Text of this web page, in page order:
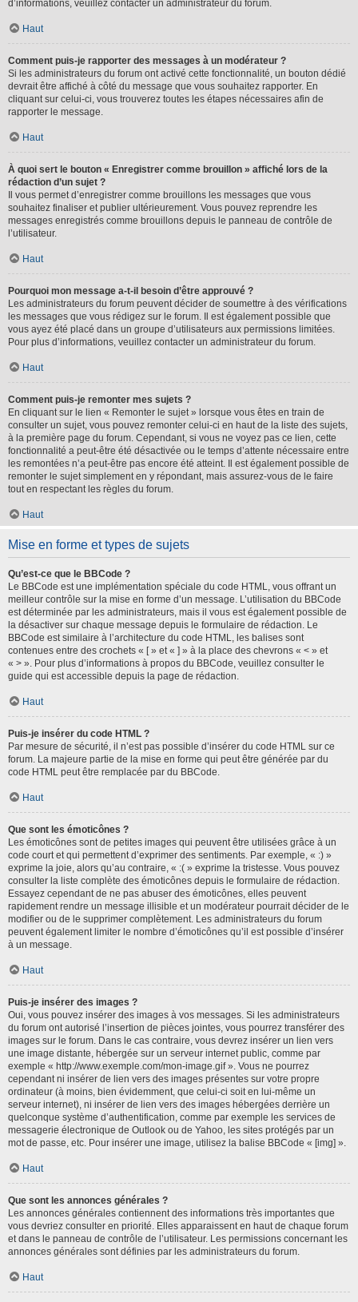
d’informations, veuillez contacter un administrateur du forum.
Haut
Comment puis-je rapporter des messages à un modérateur ?
Si les administrateurs du forum ont activé cette fonctionnalité, un bouton dédié
devrait être affiché à côté du message que vous souhaitez rapporter. En
cliquant sur celui-ci, vous trouverez toutes les étapes nécessaires afin de
rapporter le message.
Haut
À quoi sert le bouton « Enregistrer comme brouillon » affiché lors de la
rédaction d’un sujet ?
Il vous permet d’enregistrer comme brouillons les messages que vous
souhaitez finaliser et publier ultérieurement. Vous pouvez reprendre les
messages enregistrés comme brouillons depuis le panneau de contrôle de
l’utilisateur.
Haut
Pourquoi mon message a-t-il besoin d’être approuvé ?
Les administrateurs du forum peuvent décider de soumettre à des vérifications
les messages que vous rédigez sur le forum. Il est également possible que
vous ayez été placé dans un groupe d’utilisateurs aux permissions limitées.
Pour plus d’informations, veuillez contacter un administrateur du forum.
Haut
Comment puis-je remonter mes sujets ?
En cliquant sur le lien « Remonter le sujet » lorsque vous êtes en train de
consulter un sujet, vous pouvez remonter celui-ci en haut de la liste des sujets,
à la première page du forum. Cependant, si vous ne voyez pas ce lien, cette
fonctionnalité a peut-être été désactivée ou le temps d’attente nécessaire entre
les remontées n’a peut-être pas encore été atteint. Il est également possible de
remonter le sujet simplement en y répondant, mais assurez-vous de le faire
tout en respectant les règles du forum.
Haut
Mise en forme et types de sujets
Qu’est-ce que le BBCode ?
Le BBCode est une implémentation spéciale du code HTML, vous offrant un
meilleur contrôle sur la mise en forme d’un message. L’utilisation du BBCode
est déterminée par les administrateurs, mais il vous est également possible de
la désactiver sur chaque message depuis le formulaire de rédaction. Le
BBCode est similaire à l’architecture du code HTML, les balises sont
contenues entre des crochets « [ » et « ] » à la place des chevrons « < » et
« > ». Pour plus d’informations à propos du BBCode, veuillez consulter le
guide qui est accessible depuis la page de rédaction.
Haut
Puis-je insérer du code HTML ?
Par mesure de sécurité, il n’est pas possible d’insérer du code HTML sur ce
forum. La majeure partie de la mise en forme qui peut être générée par du
code HTML peut être remplacée par du BBCode.
Haut
Que sont les émoticônes ?
Les émoticônes sont de petites images qui peuvent être utilisées grâce à un
code court et qui permettent d’exprimer des sentiments. Par exemple, « :) »
exprime la joie, alors qu’au contraire, « :( » exprime la tristesse. Vous pouvez
consulter la liste complète des émoticônes depuis le formulaire de rédaction.
Essayez cependant de ne pas abuser des émoticônes, elles peuvent
rapidement rendre un message illisible et un modérateur pourrait décider de le
modifier ou de le supprimer complètement. Les administrateurs du forum
peuvent également limiter le nombre d’émoticônes qu’il est possible d’insérer
à un message.
Haut
Puis-je insérer des images ?
Oui, vous pouvez insérer des images à vos messages. Si les administrateurs
du forum ont autorisé l’insertion de pièces jointes, vous pourrez transférer des
images sur le forum. Dans le cas contraire, vous devrez insérer un lien vers
une image distante, hébergée sur un serveur internet public, comme par
exemple « http://www.exemple.com/mon-image.gif ». Vous ne pourrez
cependant ni insérer de lien vers des images présentes sur votre propre
ordinateur (à moins, bien évidemment, que celui-ci soit en lui-même un
serveur internet), ni insérer de lien vers des images hébergées derrière un
quelconque système d’authentification, comme par exemple les services de
messagerie électronique de Outlook ou de Yahoo, les sites protégés par un
mot de passe, etc. Pour insérer une image, utilisez la balise BBCode « [img] ».
Haut
Que sont les annonces générales ?
Les annonces générales contiennent des informations très importantes que
vous devriez consulter en priorité. Elles apparaissent en haut de chaque forum
et dans le panneau de contrôle de l’utilisateur. Les permissions concernant les
annonces générales sont définies par les administrateurs du forum.
Haut